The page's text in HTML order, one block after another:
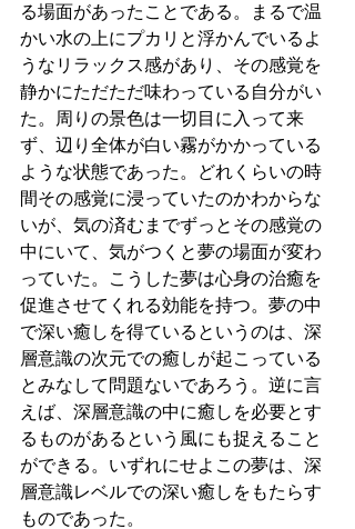
る場面があったことである。まるで温
かい水の上にプカリと浮かんでいるよ
うなリラックス感があり、その感覚を
静かにただただ味わっている自分がい
た。周りの景色は一切目に入って来
ず、辺り全体が白い霧がかかっている
ような状態であった。どれくらいの時
間その感覚に浸っていたのかわからな
いが、気の済むまでずっとその感覚の
中にいて、気がつくと夢の場面が変わ
っていた。こうした夢は心身の治癒を
促進させてくれる効能を持つ。夢の中
で深い癒しを得ているというのは、深
層意識の次元での癒しが起こっている
とみなして問題ないであろう。逆に言
えば、深層意識の中に癒しを必要とす
るものがあるという風にも捉えること
ができる。いずれにせよこの夢は、深
層意識レベルでの深い癒しをもたらす
ものであった。